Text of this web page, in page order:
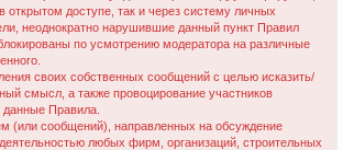
открытом доступе, так и через систему личных
неоднократно нарушившие данный пункт Правил
по усмотрению модератора на различные
своих собственных сообщений с целью исказить/
смысл, а также провоцирование участников
Правила.
(или сообщений), направленных на обсуждение
любых фирм, организаций, строительных